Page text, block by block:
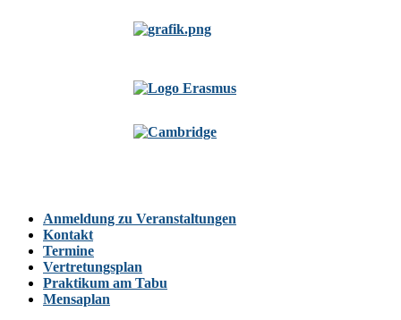
Anmeldung zu Veranstaltungen
Kontakt
Termine
Vertretungsplan
Praktikum am Tabu
Mensaplan